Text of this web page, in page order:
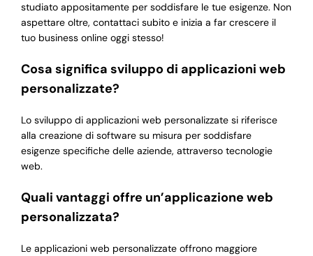
studiato appositamente per soddisfare le tue esigenze. Non
aspettare oltre, contattaci subito e inizia a far crescere il
tuo business online oggi stesso!
Cosa significa sviluppo di applicazioni web
personalizzate?
Lo sviluppo di applicazioni web personalizzate si riferisce
alla creazione di software su misura per soddisfare
esigenze specifiche delle aziende, attraverso tecnologie
web.
Quali vantaggi offre un’applicazione web
personalizzata?
Le applicazioni web personalizzate offrono maggiore